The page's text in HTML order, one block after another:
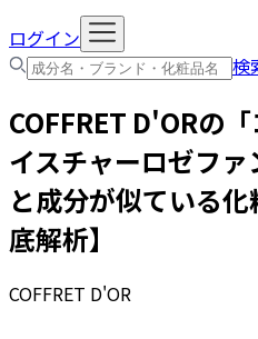
ログイン
検
COFFRET D'ORの「
イスチャーロゼフ
と成分が似ている
底解析】
COFFRET D'OR